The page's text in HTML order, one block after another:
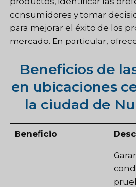
consumidores y tomar
para mejorar el éxito de los
mercado. En particular,
Beneficios de
en ubicaciones
la ciudad de
Beneficio